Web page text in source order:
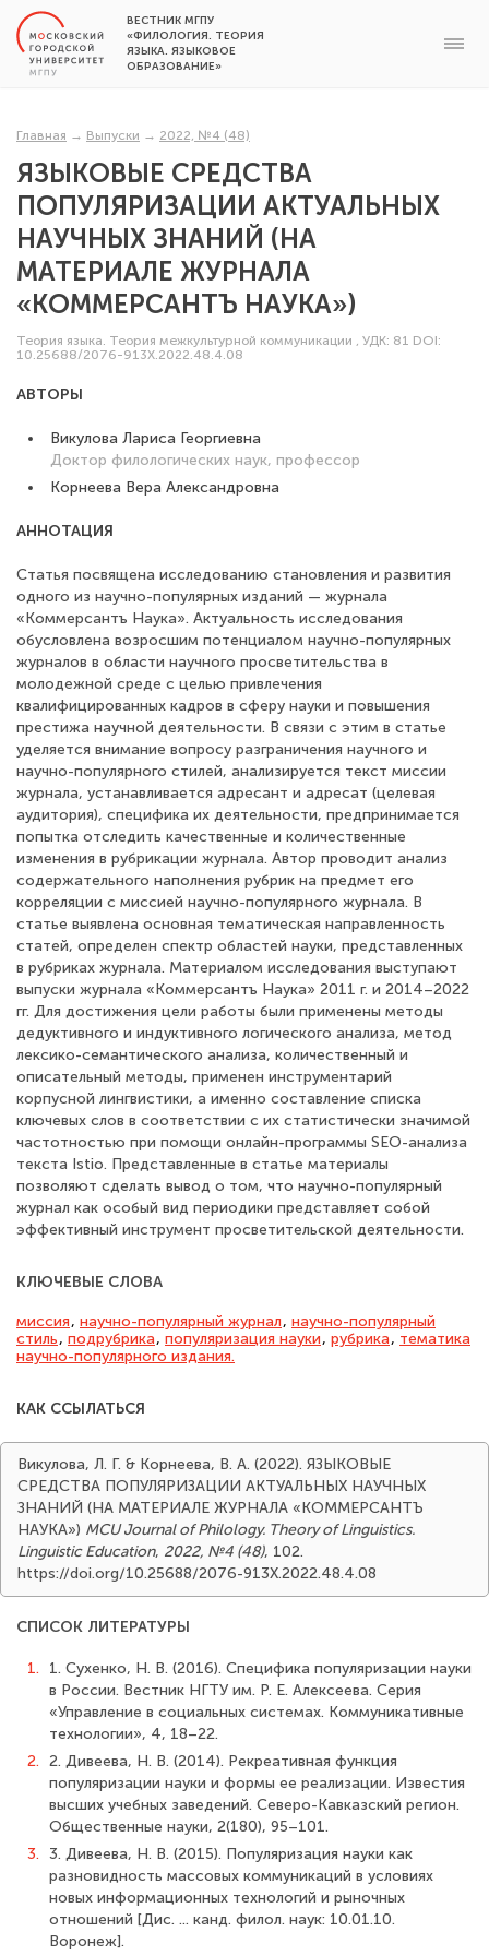
ВЕСТНИК МГПУ
«ФИЛОЛОГИЯ. ТЕОРИЯ
ЯЗЫКА. ЯЗЫКОВОЕ
ОБРАЗОВАНИЕ»
Главная → Выпуски → 2022, №4 (48)
ЯЗЫКОВЫЕ СРЕДСТВА
ПОПУЛЯРИЗАЦИИ АКТУАЛЬНЫХ
НАУЧНЫХ ЗНАНИЙ (НА
МАТЕРИАЛЕ ЖУРНАЛА
«КОММЕРСАНТЪ НАУКА»)
Теория языка. Теория межкультурной коммуникации , УДК: 81 DOI:
10.25688/2076-913X.2022.48.4.08
АВТОРЫ
Викулова Лариса Георгиевна
Доктор филологических наук, профессор
Корнеева Вера Александровна
АННОТАЦИЯ
Статья посвящена исследованию становления и развития
одного из научно-популярных изданий — журнала
«Коммерсантъ Наука». Актуальность исследования
обусловлена возросшим потенциалом научно-популярных
журналов в области научного просветительства в
молодежной среде с целью привлечения
квалифицированных кадров в сферу науки и повышения
престижа научной деятельности. В связи с этим в статье
уделяется внимание вопросу разграничения научного и
научно-популярного стилей, анализируется текст миссии
журнала, устанавливается адресант и адресат (целевая
аудитория), специфика их деятельности, предпринимается
попытка отследить качественные и количественные
изменения в рубрикации журнала. Автор проводит анализ
содержательного наполнения рубрик на предмет его
корреляции с миссией научно-популярного журнала. В
статье выявлена основная тематическая направленность
статей, определен спектр областей науки, представленных
в рубриках журнала. Материалом исследования выступают
выпуски журнала «Коммерсантъ Наука» 2011 г. и 2014–2022
гг. Для достижения цели работы были применены методы
дедуктивного и индуктивного логического анализа, метод
лексико-семантического анализа, количественный и
описательный методы, применен инструментарий
корпусной лингвистики, а именно составление списка
ключевых слов в соответствии с их статистически значимой
частотностью при помощи онлайн-программы SEO-анализа
текста Istio. Представленные в статье материалы
позволяют сделать вывод о том, что научно-популярный
журнал как особый вид периодики представляет собой
эффективный инструмент просветительской деятельности.
КЛЮЧЕВЫЕ СЛОВА
миссия, научно-популярный журнал, научно-популярный
стиль, подрубрика, популяризация науки, рубрика, тематика
научно-популярного издания.
КАК ССЫЛАТЬСЯ
Викулова, Л. Г. & Корнеева, В. А. (2022). ЯЗЫКОВЫЕ
СРЕДСТВА ПОПУЛЯРИЗАЦИИ АКТУАЛЬНЫХ НАУЧНЫХ
ЗНАНИЙ (НА МАТЕРИАЛЕ ЖУРНАЛА «КОММЕРСАНТЪ
НАУКА») MCU Journal of Philology. Theory of Linguistics.
Linguistic Education, 2022, №4 (48), 102.
https://doi.org/10.25688/2076-913X.2022.48.4.08
СПИСОК ЛИТЕРАТУРЫ
1.
1. Сухенко, Н. В. (2016). Специфика популяризации науки
в России. Вестник НГТУ им. Р. Е. Алексеева. Серия
«Управление в социальных системах. Коммуникативные
технологии», 4, 18–22.
2. 2. Дивеева, Н. В. (2014). Рекреативная функция
популяризации науки и формы ее реализации. Известия
высших учебных заведений. Северо-Кавказский регион.
Общественные науки, 2(180), 95–101.
3. 3. Дивеева, Н. В. (2015). Популяризация науки как
разновидность массовых коммуникаций в условиях
новых информационных технологий и рыночных
отношений [Дис. ... канд. филол. наук: 10.01.10.
Воронеж].